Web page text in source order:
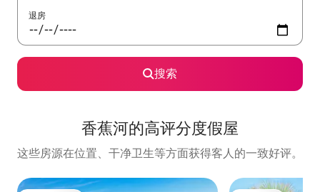
退房
搜索
香蕉河的高评分度假屋
这些房源在位置、干净卫生等方面获得客人的一致好评。